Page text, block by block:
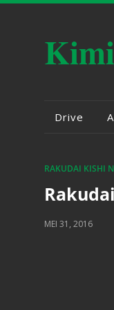
Drive
RAKUDAI KISHI
MEI 31, 2016